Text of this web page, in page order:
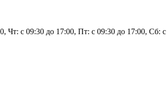
Чт: с 09:30 до 17:00, Пт: с 09:30 до 17:00, Сб: